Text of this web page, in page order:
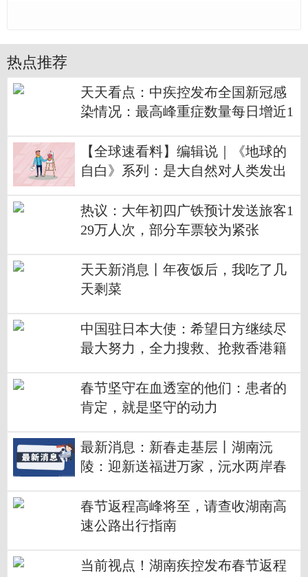
热点推荐
天天看点：中疾控发布全国新冠感
染情况：最高峰重症数量每日增近1
【全球速看料】编辑说｜《地球的
自白》系列：是大自然对人类发出
热议：大年初四广铁预计发送旅客1
29万人次，部分车票较为紧张
天天新消息丨年夜饭后，我吃了几
天剩菜
中国驻日本大使：希望日方继续尽
最大努力，全力搜救、抢救香港籍
春节坚守在血透室的他们：患者的
肯定，就是坚守的动力
最新消息：新春走基层丨湖南沅
陵：迎新送福进万家，沅水两岸春
春节返程高峰将至，请查收湖南高
速公路出行指南
当前视点！湖南疾控发布春节返程